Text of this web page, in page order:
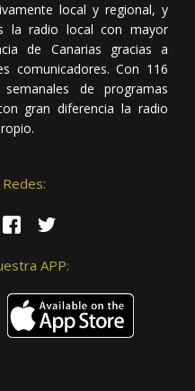
local y regional, y
la radio local con mayor
de Canarias gracias a
comunicadores. Con 116
de programas
gran diferencia la radio
APP: